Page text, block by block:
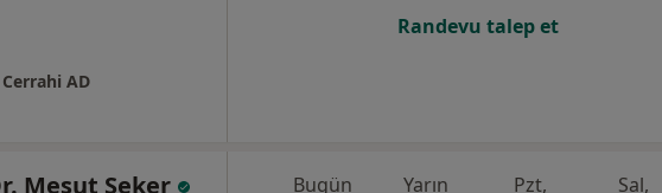
AD
Randevu talep et
Mesut Şeker Bugün Yarın Pzt, Sal,